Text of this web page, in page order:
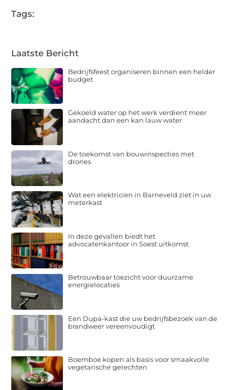
Tags:
Laatste Bericht
Bedrijfsfeest organiseren binnen een helder
budget
Gekoeld water op het werk verdient meer
aandacht dan een kan lauw water
De toekomst van bouwinspecties met
drones
Wat een elektricien in Barneveld ziet in uw
meterkast
In deze gevallen biedt het
advocatenkantoor in Soest uitkomst
Betrouwbaar toezicht voor duurzame
energielocaties
Een Dupa-kast die uw bedrijfsbezoek van de
brandweer vereenvoudigt
Boemboe kopen als basis voor smaakvolle
vegetarische gerechten